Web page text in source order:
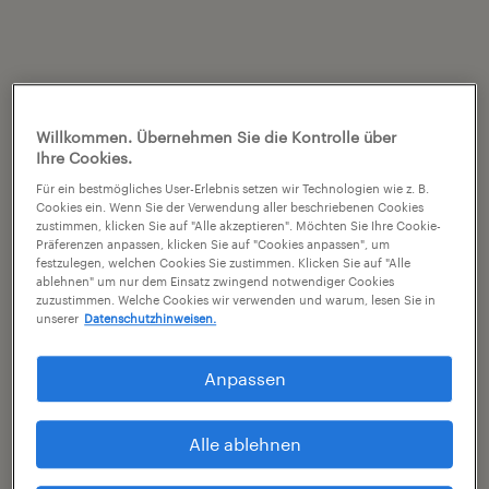
Willkommen. Übernehmen Sie die Kontrolle über
Ihre Cookies.
Für ein bestmögliches User-Erlebnis setzen wir Technologien wie z. B.
Cookies ein. Wenn Sie der Verwendung aller beschriebenen Cookies
zustimmen, klicken Sie auf "Alle akzeptieren". Möchten Sie Ihre Cookie-
Präferenzen anpassen, klicken Sie auf "Cookies anpassen", um
festzulegen, welchen Cookies Sie zustimmen. Klicken Sie auf "Alle
ablehnen" um nur dem Einsatz zwingend notwendiger Cookies
zuzustimmen. Welche Cookies wir verwenden und warum, lesen Sie in
unserer Datenschutzhinweisen.
Anpassen
Alle ablehnen